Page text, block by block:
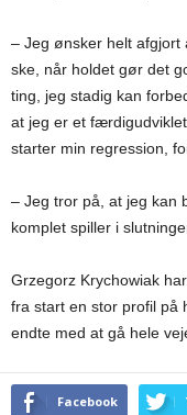
– Jeg ønsker helt afgjort
ske, når holdet gør det
ting, jeg stadig kan
at jeg er et
starter min regression,
– Jeg tror på, at jeg kan
komplet spiller i
Grzegorz Krychowiak
fra start en stor profil på
endte med at gå hele
Facebook